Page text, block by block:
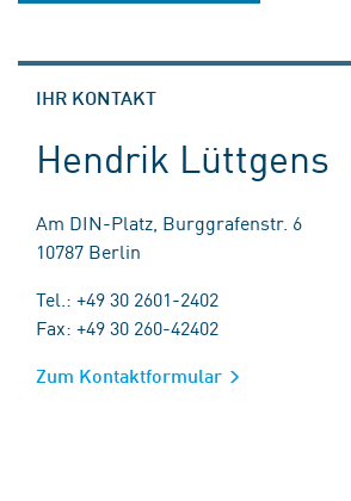
IHR KONTAKT
Hendrik Lüttgens
Am DIN-Platz, Burggrafenstr. 6
10787 Berlin
Tel.: +49 30 2601-2402
Fax: +49 30 260-42402
Zum Kontaktformular